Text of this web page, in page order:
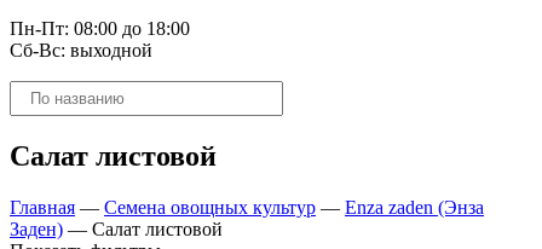
Пн-Пт: 08:00 до 18:00
Сб-Вс: выходной
Поиск
товаров
Салат листовой
Главная — Семена овощных культур — Enza zaden (Энза
Заден) — Салат листовой